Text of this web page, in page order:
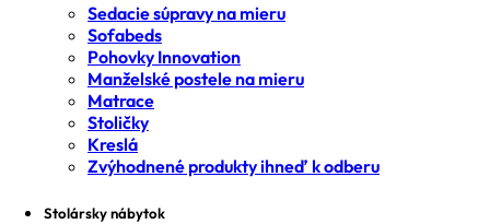
Sedacie súpravy na mieru
Sofabeds
Pohovky Innovation
Manželské postele na mieru
Matrace
Stoličky
Kreslá
Zvýhodnené produkty ihneď k odberu
Stolársky nábytok